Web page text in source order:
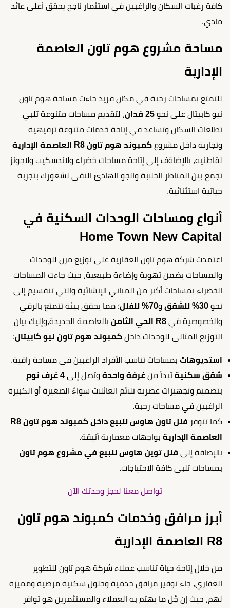
كافة رغبات السكان والراغبين في استثمار ناجح يحقق أعلى عائد
مادي.
مساحة مشروع هوم تاون العاصمة
الإدارية
للتمتع بمساحات رحبة في مكان فريد جاءت مساحة هوم تاون
نيو كابيتال على نحو 25 فدان
، لتقديم مساحات متنوعة تلبي
تطلعات السكان وتساعد في إتاحة خدمات متنوعة ترفيهية
وتجارية داخل مشروع كمبوند هوم تاون R8 العاصمة الإدارية
لقاطنيه، بالإضاةف إلى إتاحة مساحات خضراء ولاندسكيب ولاجونز
تجمع بين المناظر الخلابة والجو الهادئ النقي لشعورك بتجربة
حياتية استثنائية.
أنواع ومساحات الوحدات السكنية في
Home Town New Capital
اعتمدت شركة هوم تاون العقارية على توزيع مرن للوحدات
والمساحات يضمن تهوية وإضاءة طبيعية، حيث جاءت المساحات
الخضراء بمساحات أكبر من المباني الإنشائية والتي تنقسيم إلى
نحو 30% للشقق و70% للفلل
؛ مما يحقق بيئة تتمتع بالرقي
والخصوصية في R8 الحي الثامن
بالعاصمة الجديدة،وإليك بيان
التوزيع المثالي للوحدات داخل كمبوند هوم تاون نيو كابيتال:
استديوهات بمساحات تناسب الأفراد الراغبين في مساحة راقية.
شقق سكنية تبدأ من غرفة واحدة وتصل إلى 4 غرف نوم
بتصميم وتجهيزات عصرية تلائم العائلات سواءً الصغيرة أو الكبيرة
الراغبين في مساحات رحبة.
كما تتوفر
فلل تاون هاوس للبيع داخل كمبوند هوم تاون R8
العاصمة الإدارية بواجهات معمارية أنيقة.
بالإضافة إلى فلل توين هاوس للبيع في مشروع هوم تاون
بمساحات تلبي كافة الاحتياجات.
تواصل معنا لحجز وحدتك الآن
أبرز مرافق وخدمات كمبوند هوم تاون
R8 العاصمة الإدارية
من خلال إتاحة حياة تناسب عملاء شركة هوم تاون للتطوير
العقاري، جاء توفير مرافق خدمية وحلول سكنية مرضية ومميزة
لهم، حيث إن جُل ما يهتم به العملاء والمستثمرين هو توافر